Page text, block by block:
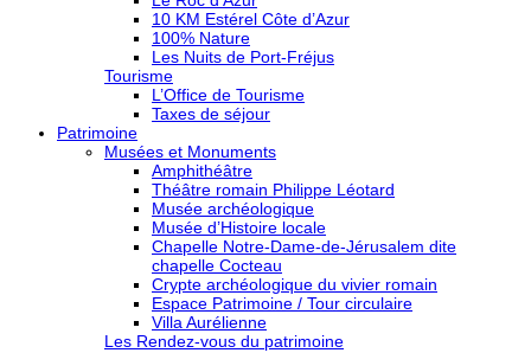
10 KM Estérel Côte d’Azur
100% Nature
Les Nuits de Port-Fréjus
Tourisme
L’Office de Tourisme
Taxes de séjour
Patrimoine
Musées et Monuments
Amphithéâtre
Théâtre romain Philippe Léotard
Musée archéologique
Musée d’Histoire locale
Chapelle Notre-Dame-de-Jérusalem dite
chapelle Cocteau
Crypte archéologique du vivier romain
Espace Patrimoine / Tour circulaire
Villa Aurélienne
Les Rendez-vous du patrimoine